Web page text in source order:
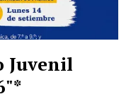
Juvenil